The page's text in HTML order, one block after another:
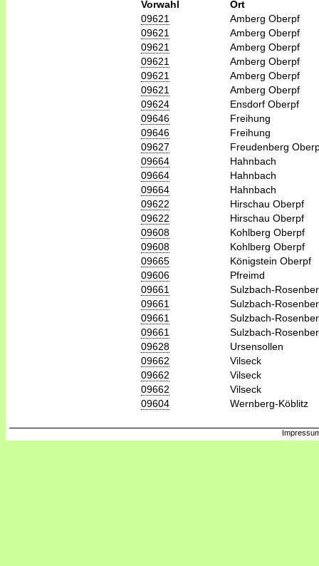
Vorwahl
Ort
09621
Amberg Oberpf
09621
Amberg Oberpf
09621
Amberg Oberpf
09621
Amberg Oberpf
09621
Amberg Oberpf
09621
Amberg Oberpf
09624
Ensdorf Oberpf
09646
Freihung
09646
Freihung
09627
Freudenberg
09664
Hahnbach
09664
Hahnbach
09664
Hahnbach
09622
Hirschau Oberpf
09622
Hirschau Oberpf
09608
Kohlberg Oberpf
09608
Kohlberg Oberpf
09665
Königstein Oberpf
09606
Pfreimd
09661
Sulzbach-
09661
Sulzbach-
09661
Sulzbach-
09661
Sulzbach-
09628
Ursensollen
09662
Vilseck
09662
Vilseck
09662
Vilseck
09604
Wernberg-Köblitz